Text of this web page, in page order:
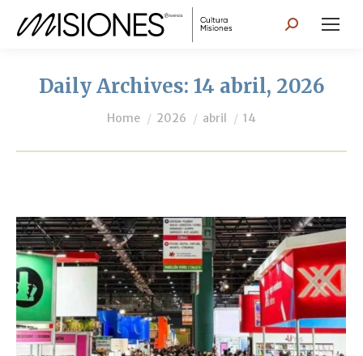
Search:
Daily Archives: 14 abril, 2026
You are here:
Home 2026 abril 14